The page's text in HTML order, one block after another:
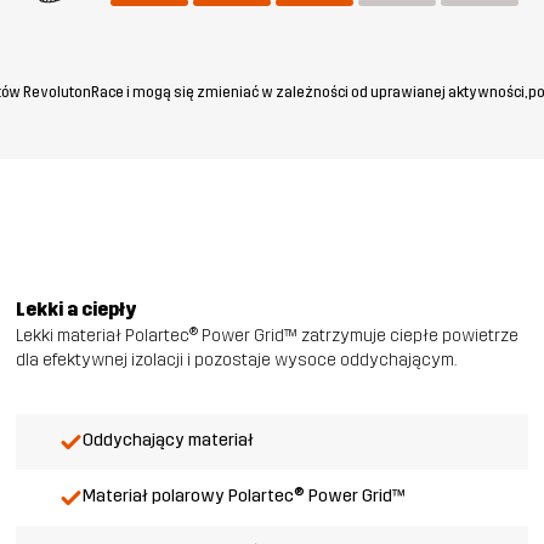
RevolutonRace i mogą się zmieniać w zależności od uprawianej aktywności,
Lekki a ciepły
Lekki materiał Polartec® Power Grid™ zatrzymuje ciepłe powietrze
dla efektywnej izolacji i pozostaje wysoce oddychającym.
Oddychający materiał
Materiał polarowy Polartec® Power Grid™